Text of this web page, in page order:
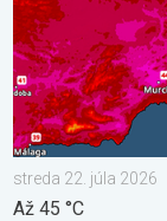
streda 22. júla 2026
Až 45 °C